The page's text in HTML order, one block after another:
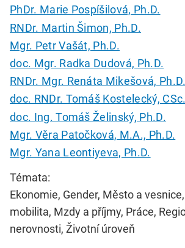
PhDr. Marie Pospíšilová, Ph.D.
RNDr. Martin Šimon, Ph.D.
Mgr. Petr Vašát, Ph.D.
doc. Mgr. Radka Dudová, Ph.D.
RNDr. Mgr. Renáta Mikešová, Ph.D.
doc. RNDr. Tomáš Kostelecký, CSc.
doc. Ing. Tomáš Želinský, Ph.D.
Mgr. Věra Patočková, M.A., Ph.D.
Mgr. Yana Leontiyeva, Ph.D.
Témata:
Ekonomie, Gender, Město a
mobilita, Mzdy a příjmy, Práce,
nerovnosti, Životní úroveň